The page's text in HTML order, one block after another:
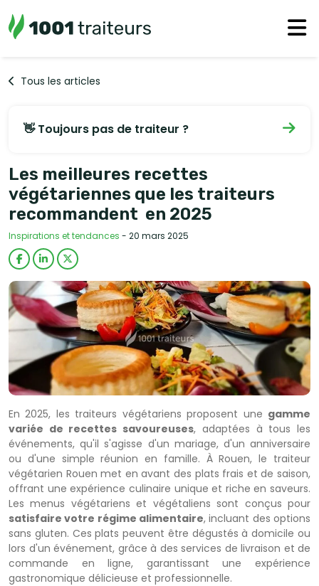
Tous les articles
👋 Toujours pas de traiteur ?
Les meilleures recettes
végétariennes que les traiteurs
recommandent en 2025
Inspirations et tendances - 20 mars 2025
En 2025, les traiteurs végétariens proposent une gamme
variée de recettes savoureuses, adaptées à tous les
événements, qu'il s'agisse d'un mariage, d'un anniversaire
ou d'une simple réunion en famille. À Rouen, le traiteur
végétarien Rouen met en avant des plats frais et de saison,
offrant une expérience culinaire unique et riche en saveurs.
Les menus végétariens et végétaliens sont conçus pour
satisfaire votre régime alimentaire, incluant des options
sans gluten. Ces plats peuvent être dégustés à domicile ou
lors d'un événement, grâce à des services de livraison et de
commande en ligne, garantissant une expérience
gastronomique délicieuse et professionnelle.